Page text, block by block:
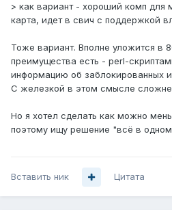
> как вариант - хороший комп для
карта, идет в свич с поддержкой
Тоже вариант. Вполне уложится в
преимущества есть - perl-
информацию об заблокированных
С железкой в этом смысле
Но я хотел сделать как можно
поэтому ищу решение "всё в
Вставить ник Цитата